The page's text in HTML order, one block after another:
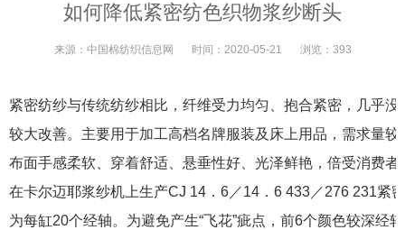
如何降低紧密纺色织物浆纱断头
来源： 中国棉纺织信息网 时间： 2020-05-21 浏览： 393
紧密纺纱与传统纺纱相比，纤维受力均匀、抱合紧密，几乎
较大改善。主要用于加工高档名牌服装及床上用品，需求量
布面手感柔软、穿着舒适、悬垂性好、光泽鲜艳，倍受消费者
在卡尔迈耶浆纱机上生产CJ 14．6／14．6 433／276 231紧
为每缸20个经轴。为避免产生“飞花”疵点，前6个颜色较深经